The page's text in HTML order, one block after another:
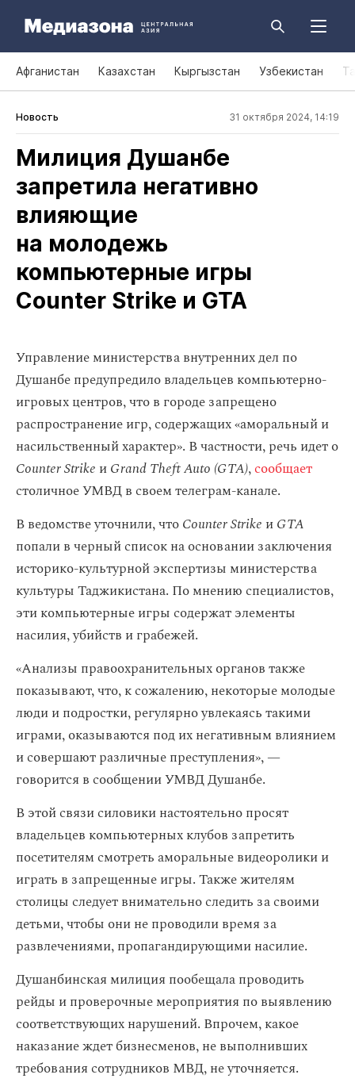
Афганистан Казахстан Кыргызстан Узбекистан
Новость 31 октября 2024, 14:19
Милиция Душанбе
запретила негативно
влияющие
на молодежь
компьютерные игры
Counter Strike и GTA
Управление министерства внутренних дел по
Душанбе предупредило владельцев компьютерно-
игровых центров, что в городе запрещено
распространение игр, содержащих «аморальный и
насильственный характер». В частности, речь идет о
Counter Strike иGrand Theft Auto (GTA),сообщает
столичное УМВД в своем телеграм-канале.
В ведомстве уточнили, чтоCounter Strike иGTA
попали в черный список на основании заключения
историко-культурной экспертизы министерства
культуры Таджикистана. По мнению специалистов,
эти компьютерные игры содержат элементы
насилия, убийств и грабежей.
«Анализы правоохранительных органов также
показывают, что, к сожалению, некоторые молодые
люди и подростки, регулярно увлекаясь такими
играми, оказываются под их негативным влиянием
и совершают различные преступления», —
говорится в сообщении УМВД Душанбе.
В этой связи силовики настоятельно просят
владельцев компьютерных клубов запретить
посетителям смотреть аморальные видеоролики и
играть в запрещенные игры. Также жителям
столицы следует внимательно следить за своими
детьми, чтобы они не проводили время за
развлечениями, пропагандирующими насилие.
Душанбинская милиция пообещала проводить
рейды и проверочные мероприятия по выявлению
соответствующих нарушений. Впрочем, какое
наказание ждет бизнесменов, не выполнивших
требования сотрудников МВД, не уточняется.